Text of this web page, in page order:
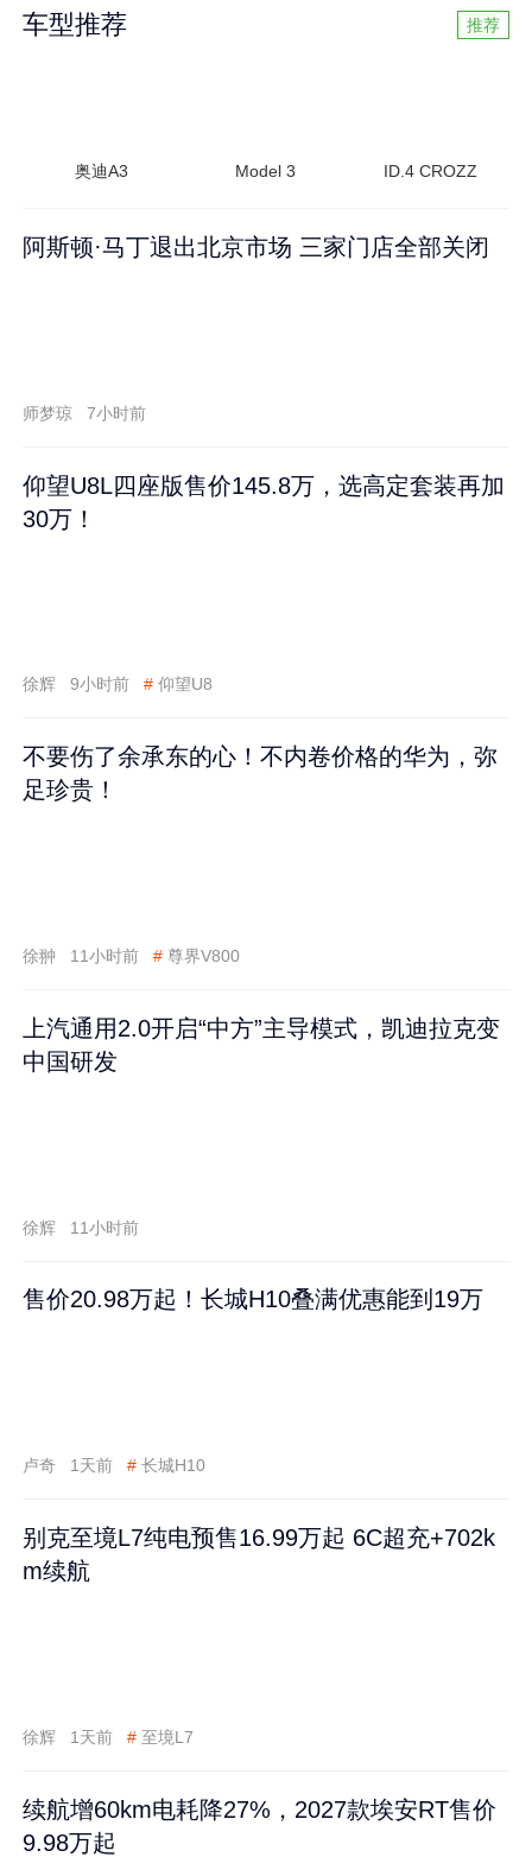
车型推荐 推荐
奥迪A3 Model 3 ID.4 CROZZ
阿斯顿·马丁退出北京市场 三家门店全部关闭
师梦琼 7小时前
仰望U8L四座版售价145.8万，选高定套装再加
30万！
徐辉 9小时前 # 仰望U8
不要伤了余承东的心！不内卷价格的华为，弥
足珍贵！
徐翀 11小时前 # 尊界V800
上汽通用2.0开启“中方”主导模式，凯迪拉克变
中国研发
徐辉 11小时前
售价20.98万起！长城H10叠满优惠能到19万
卢奇 1天前 # 长城H10
别克至境L7纯电预售16.99万起 6C超充+702k
m续航
徐辉 1天前 # 至境L7
续航增60km电耗降27%，2027款埃安RT售价
9.98万起